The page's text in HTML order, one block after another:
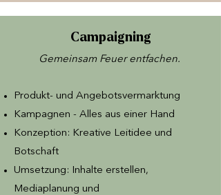
Campaigning
Gemeinsam Feuer entfachen. ​
Produkt- und Angebotsvermarktung
Kampagnen - Alles aus einer Hand
Konzeption: Kreative Leitidee und
Botschaft
Umsetzung: Inhalte erstellen,
Mediaplanung und